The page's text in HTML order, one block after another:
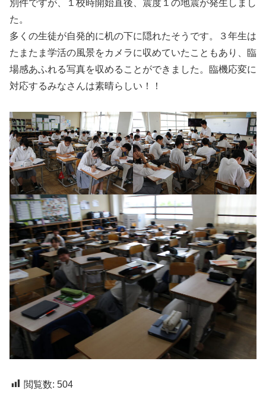
別件ですが、１校時開始直後、震度１の地震が発生しまし
た。
多くの生徒が自発的に机の下に隠れたそうです。３年生は
たまたま学活の風景をカメラに収めていたこともあり、臨
場感あふれる写真を収めることができました。臨機応変に
対応するみなさんは素晴らしい！！
閲覧数: 504